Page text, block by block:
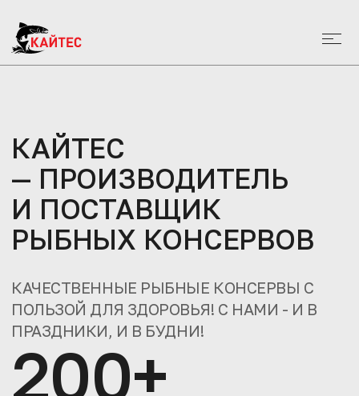
КАЙТЕС
— ПРОИЗВОДИТЕЛЬ
И ПОСТАВЩИК
РЫБНЫХ КОНСЕРВОВ
КАЧЕСТВЕННЫЕ РЫБНЫЕ КОНСЕРВЫ С
ПОЛЬЗОЙ ДЛЯ ЗДОРОВЬЯ! С НАМИ - И В
ПРАЗДНИКИ, И В БУДНИ!
200+